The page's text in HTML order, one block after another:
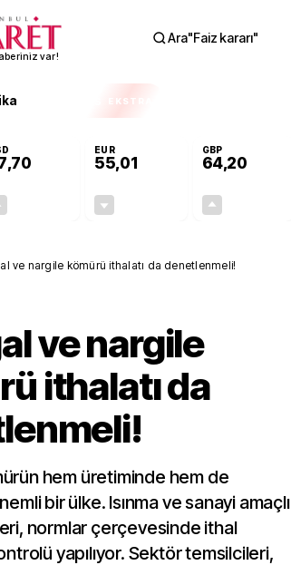
var!
Ara"Faiz kararı"
EKSTRA
EUR
55,01
GBP
64,20
ve nargile kömürü ithalatı da denetlenmeli!
ve nargile
ithalatı da
hem üretiminde hem de
bir ülke. Isınma ve sanayi amaçlı
normlar çerçevesinde ithal
yapılıyor. Sektör temsilcileri,